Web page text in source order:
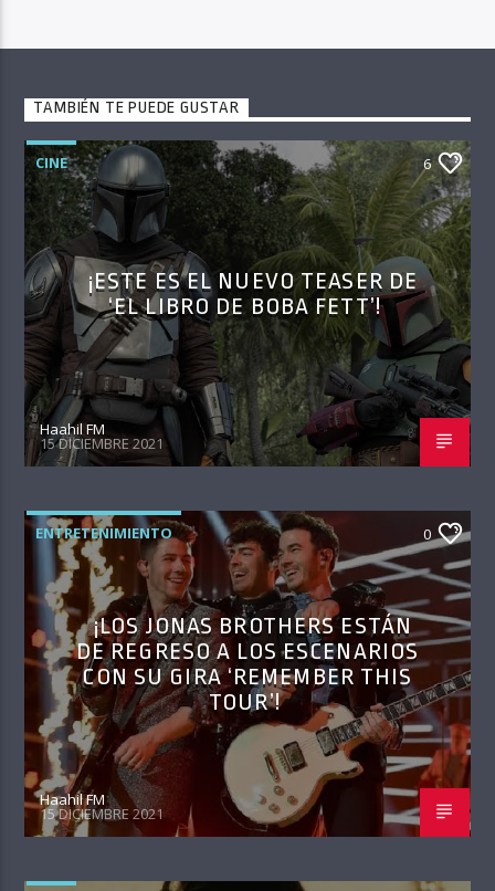
TAMBIÉN TE PUEDE GUSTAR
CINE 6
¡ESTE ES EL NUEVO TEASER DE
‘EL LIBRO DE BOBA FETT’!
Haahil FM
15 DICIEMBRE 2021
ENTRETENIMIENTO 0
¡LOS JONAS BROTHERS ESTÁN
DE REGRESO A LOS ESCENARIOS
CON SU GIRA ‘REMEMBER THIS
TOUR’!
Haahil FM
15 DICIEMBRE 2021